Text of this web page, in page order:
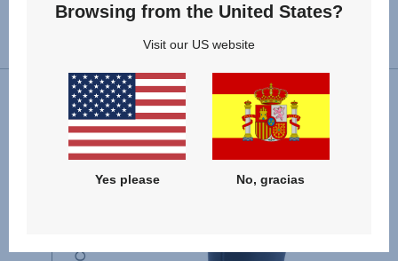
Peso del producto
5.9 kg
Browsing from the United States?
Visit our US website
Yes please No, gracias